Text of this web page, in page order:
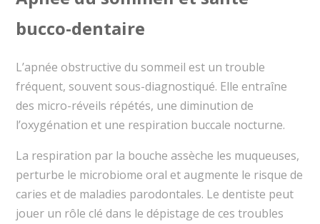
bucco-dentaire
L’apnée obstructive du sommeil est un trouble
fréquent, souvent sous-diagnostiqué. Elle entraîne
des micro-réveils répétés, une diminution de
l’oxygénation et une respiration buccale nocturne.
La respiration par la bouche assèche les muqueuses,
perturbe le microbiome oral et augmente le risque de
caries et de maladies parodontales. Le dentiste peut
jouer un rôle clé dans le dépistage de ces troubles